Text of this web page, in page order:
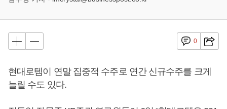
0
현대로템이 연말 집중적 수주로 연간 신규수주를 크게
늘릴 수도 있다.